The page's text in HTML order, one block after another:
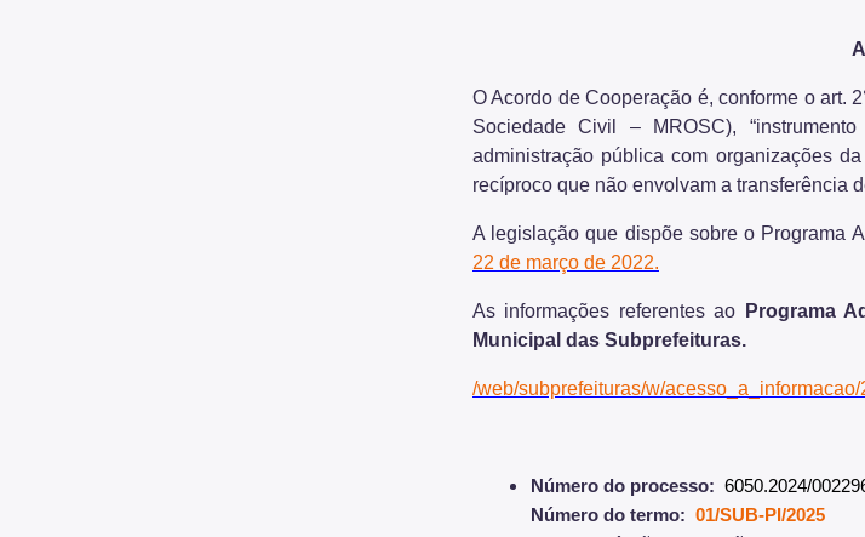
O Acordo de Cooperação é, conforme o art.
Sociedade Civil – MROSC),
administração pública com organizações
recíproco que não envolvam a transferência
A legislação que dispõe sobre o Programa
22 de março de 2022.
As informações referentes ao Programa
Municipal das Subprefeituras.
/web/subprefeituras/w/
Número do processo: 6050.2024/
Número do termo: 01/SUB-PI/2025